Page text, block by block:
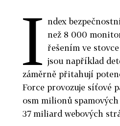
I ndex
než 8 000
řešením ve
jsou například
záměrně přitahují
Force provozuje síťové
osm milionů
37 miliard webových